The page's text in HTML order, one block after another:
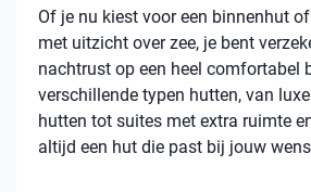
Of je nu kiest voor een binnenhut
met uitzicht over zee, je bent
nachtrust op een heel comfortabel
verschillende typen hutten, van
hutten tot suites met extra ruimte
altijd een hut die past bij jouw